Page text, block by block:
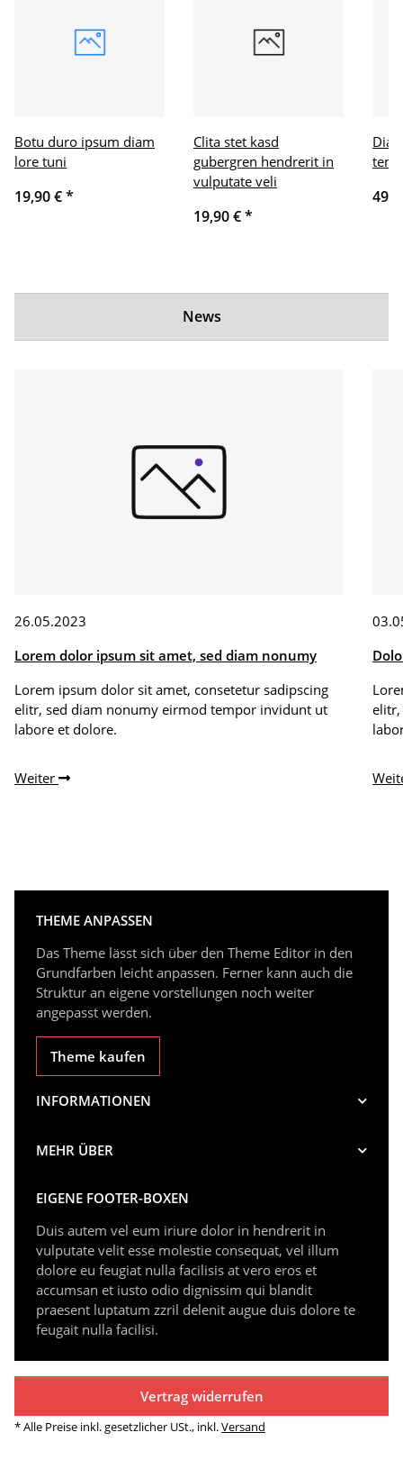
Botu duro ipsum diam
lore tuni
19,90 €*
Clita stet kasd
gubergren hendrerit in
vulputate veli
19,90 €*
News
26.05.2023
Lorem dolor ipsum sit amet, sed diam nonumy
Lorem ipsum dolor sit amet, consetetur sadipscing
elitr, sed diam nonumy eirmod tempor invidunt ut
labore et dolore.
Weiter
THEME ANPASSEN
Das Theme lässt sich über den Theme Editor in den
Grundfarben leicht anpassen. Ferner kann auch die
Struktur an eigene vorstellungen noch weiter
angepasst werden.
Theme kaufen
INFORMATIONEN
MEHR ÜBER
EIGENE FOOTER-BOXEN
Duis autem vel eum iriure dolor in hendrerit in
vulputate velit esse molestie consequat, vel illum
dolore eu feugiat nulla facilisis at vero eros et
accumsan et iusto odio dignissim qui blandit
praesent luptatum zzril delenit augue duis dolore te
feugait nulla facilisi.
Vertrag widerrufen
* Alle Preise inkl. gesetzlicher USt., inkl.Versand